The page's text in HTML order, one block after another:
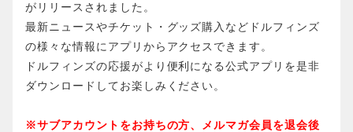
がリリースされました。
最新ニュースやチケット・グッズ購入などドルフィンズ
の様々な情報にアプリからアクセスできます。
ドルフィンズの応援がより便利になる公式アプリを是非
ダウンロードしてお楽しみください。
※サブアカウントをお持ちの方、メルマガ会員を退会後